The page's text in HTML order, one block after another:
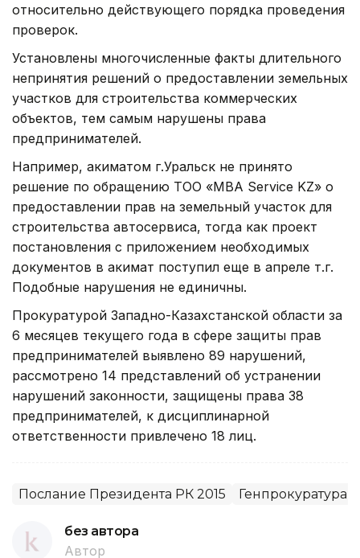
относительно действующего порядка проведения
проверок.
Установлены многочисленные факты длительного
непринятия решений о предоставлении земельных
участков для строительства коммерческих
объектов, тем самым нарушены права
предпринимателей.
Например, акиматом г.Уральск не принято
решение по обращению ТОО «МВА Service KZ» о
предоставлении прав на земельный участок для
строительства автосервиса, тогда как проект
постановления с приложением необходимых
документов в акимат поступил еще в апреле т.г.
Подобные нарушения не единичны.
Прокуратурой Западно-Казахстанской области за
6 месяцев текущего года в сфере защиты прав
предпринимателей выявлено 89 нарушений,
рассмотрено 14 представлений об устранении
нарушений законности, защищены права 38
предпринимателей, к дисциплинарной
ответственности привлечено 18 лиц.
Послание Президента РК 2015 Генпрокуратура
без автора
Автор